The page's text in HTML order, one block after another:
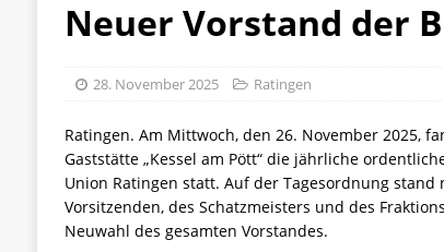
Neuer Vorstand der
28. November 2025 Ratingen
Ratingen. Am Mittwoch, den 26. November 2025,
Gaststätte „Kessel am Pött“ die jährliche
Union Ratingen statt. Auf der Tagesordnung stand
Vorsitzenden, des Schatzmeisters und des
Neuwahl des gesamten Vorstandes.